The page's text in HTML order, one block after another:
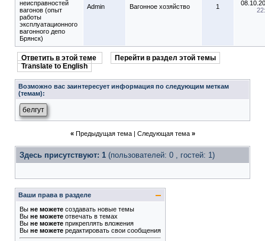
неисправностей
вагонов (опыт
работы
эксплуатационного
вагонного депо
Брянск)
Admin Вагонное хозяйство 1
Ответить в этой теме
Перейти в раздел этой темы
Translate to English
Возможно вас заинтересует информация по следующим меткам
(темам):
белгут
« Предыдущая тема| Следующая тема »
Здесь присутствуют: 1 (пользователей: 0 , гостей: 1)
Ваши права в разделе
Вы не можете создавать новые темы
Вы не можете отвечать в темах
Вы не можете прикреплять вложения
Вы не можете редактировать свои сообщения